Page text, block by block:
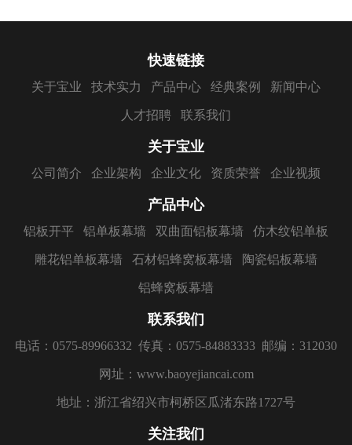
快速链接
关于宝业 技术实力 产品中心 经典案例 新闻中心
人才招聘 联系我们
关于宝业
公司简介 企业架构 企业文化 资质荣誉 企业视频
产品中心
铝板开平 铝单板幕墙 双曲面铝板幕墙 仿木纹铝单板
雕花铝单板幕墙 石材铝蜂窝板幕墙 陶瓷铝板幕墙
铝蜂窝板幕墙
联系我们
电话：0575-89966332 传真：0575-84883333 邮编：312030
网址：www.baoyejiancai.com
地址：浙江省绍兴市柯桥区瓜渚东路1727号
关注我们